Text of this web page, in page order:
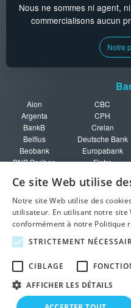
Nous ne sommes ni agent,
commercialisons aucun
Notre
Aion
Argenta
BankB
Belfius
Beobank
BNP Paribas
CBC
CPH
Crelan
Deutsche Bank
Europabank
Fintro
Rating des
banques
Garanties
bancaires
Fiscalité
épargne
Pièges à éviter
d'épargne en Belgique
A propos |FAQ|Plan du site
Ce site Web utilise
Notre site Web utilise des
utilisateur. En utilisant notre site
conformément à notre Politique
STRICTEMENT
CIBLAGE
AFFICHER LES DÉTAILS